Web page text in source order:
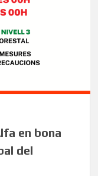
en bona
del